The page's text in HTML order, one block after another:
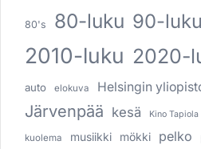
80's 80-luku 90-luku
2010-luku 2020-
auto elokuva Helsingin
Järvenpää kesä Kino Tapiola
kuolema musiikki mökki pelko